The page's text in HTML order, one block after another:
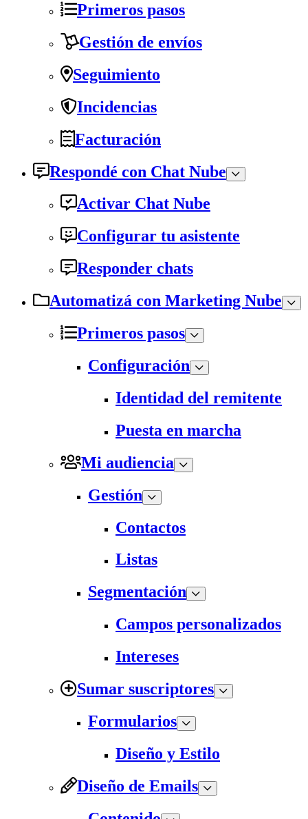
Primeros pasos
Gestión de envíos
Seguimiento
Incidencias
Facturación
Respondé con Chat Nube
Activar Chat Nube
Configurar tu asistente
Responder chats
Automatizá con Marketing Nube
Primeros pasos
Configuración
Identidad del remitente
Puesta en marcha
Mi audiencia
Gestión
Contactos
Listas
Segmentación
Campos personalizados
Intereses
Sumar suscriptores
Formularios
Diseño y Estilo
Diseño de Emails